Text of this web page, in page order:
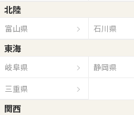
北陸
富山県 石川県
東海
岐阜県 静岡県
三重県
関西